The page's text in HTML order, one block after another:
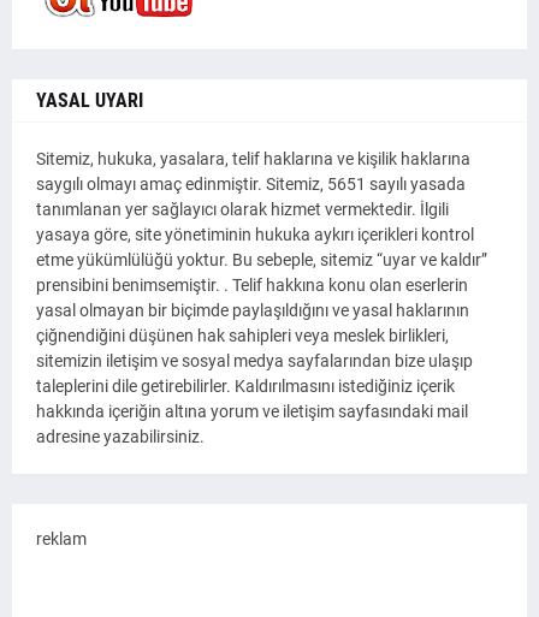
YASAL UYARI
Sitemiz, hukuka, yasalara, telif haklarına ve kişilik haklarına
saygılı olmayı amaç edinmiştir. Sitemiz, 5651 sayılı yasada
tanımlanan yer sağlayıcı olarak hizmet vermektedir. İlgili
yasaya göre, site yönetiminin hukuka aykırı içerikleri kontrol
etme yükümlülüğü yoktur. Bu sebeple, sitemiz “uyar ve kaldır”
prensibini benimsemiştir. . Telif hakkına konu olan eserlerin
yasal olmayan bir biçimde paylaşıldığını ve yasal haklarının
çiğnendiğini düşünen hak sahipleri veya meslek birlikleri,
sitemizin iletişim ve sosyal medya sayfalarından bize ulaşıp
taleplerini dile getirebilirler. Kaldırılmasını istediğiniz içerik
hakkında içeriğin altına yorum ve iletişim sayfasındaki mail
adresine yazabilirsiniz.
reklam